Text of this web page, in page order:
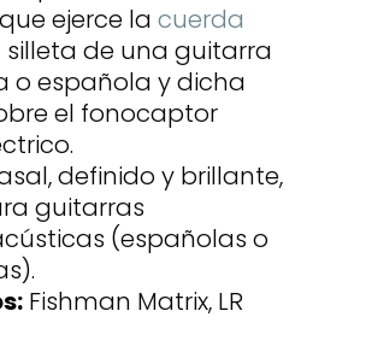
ejerce la cuerda
silleta de una guitarra
o española y dicha
el fonocaptor
definido y brillante,
guitarras
(españolas o
Fishman Matrix, LR